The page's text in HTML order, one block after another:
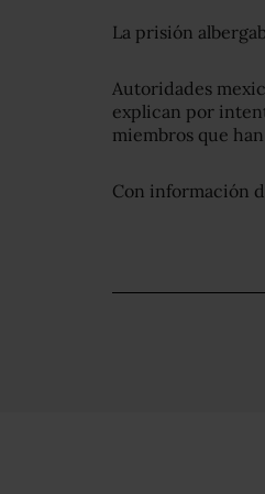
La prisión
Autoridades
explican por
miembros que
Con información